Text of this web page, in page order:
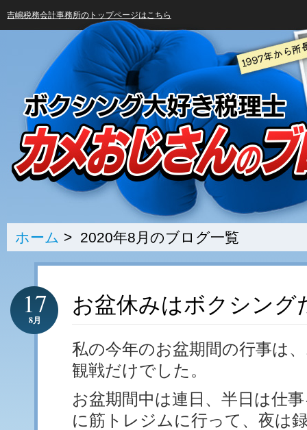
吉嶋税務会計事務所のトップページはこちら
ホーム > 2020年8月のブログ一覧
お盆休みはボクシング
17
8月
私の今年のお盆期間の行事は
観戦だけでした。
お盆期間中は連日、半日は仕
に筋トレジムに行って、夜は